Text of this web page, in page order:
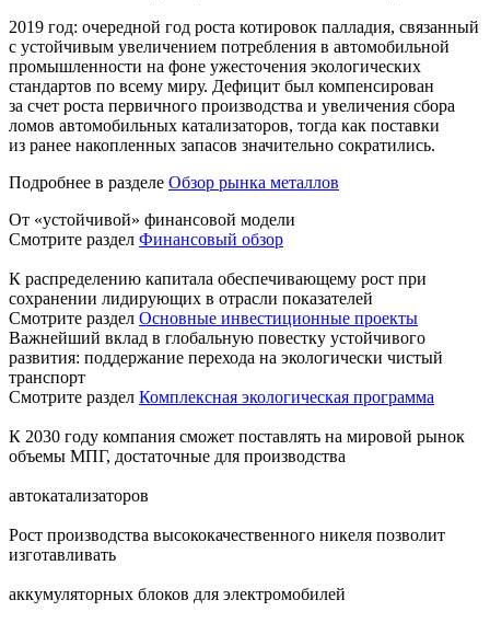
2019 год: очередной год роста котировок палладия, связанный
с устойчивым увеличением потребления в автомобильной
промышленности на фоне ужесточения экологических
стандартов по всему миру. Дефицит был компенсирован
за счет роста первичного производства и увеличения сбора
ломов автомобильных катализаторов, тогда как поставки
из ранее накопленных запасов значительно сократились.
Подробнее в разделе Обзор рынка металлов
От «устойчивой» финансовой модели
Смотрите раздел Финансовый обзор
К распределению капитала обеспечивающему рост при
сохранении лидирующих в отрасли показателей
Смотрите раздел Основные инвестиционные проекты
Важнейший вклад в глобальную повестку устойчивого
развития: поддержание перехода на экологически чистый
транспорт
Смотрите раздел Комплексная экологическая программа
К 2030 году компания сможет поставлять на мировой рынок
объемы МПГ, достаточные для производства
автокатализаторов
Рост производства высококачественного никеля позволит
изготавливать
аккумуляторных блоков для электромобилей